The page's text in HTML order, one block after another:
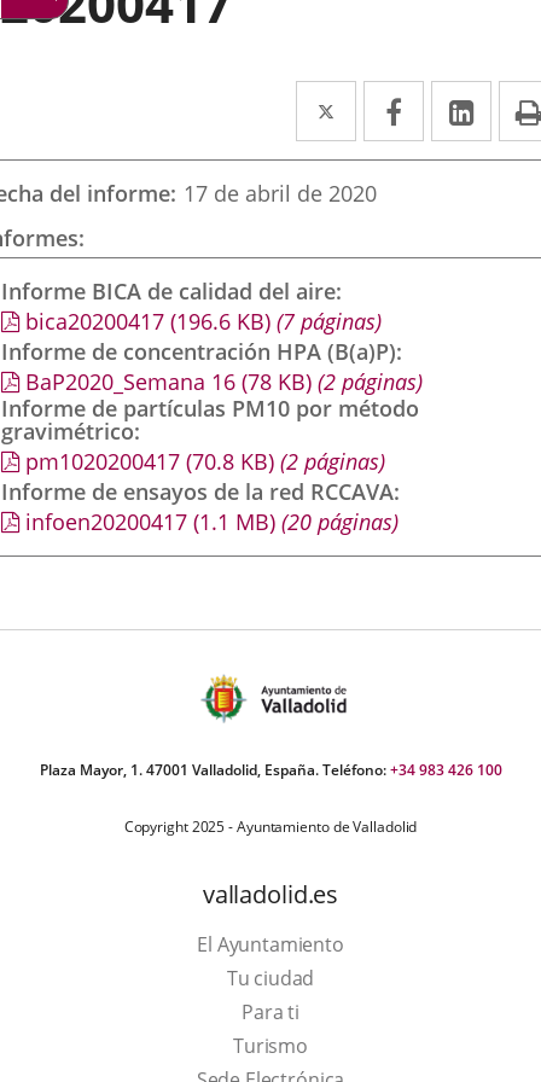
Twitter
Enlace
a
una
externa.
Facebook
Enlace
a
externa.
a
del informe 17 de abril de 2020
Informe BICA de calidad del aire
bica20200417 (196.6 KB) (7 páginas)
Informe de concentración HPA (B(a)P)
BaP2020_Semana 16 (78 KB) (2 páginas)
Informe de partículas PM10 por método
gravimétrico
pm1020200417 (70.8 KB) (2 páginas)
Informe de ensayos de la red RCCAVA
infoen20200417 (1.1 MB) (20 páginas)
Plaza Mayor, 1. 47001 Valladolid, España. Teléfono:+34 983 426 100
Copyright 2025 - Ayuntamiento de Valladolid
valladolid.es
El Ayuntamiento
Tu ciudad
Para ti
TurismoThis